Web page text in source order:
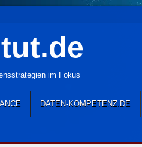
im Fokus
DATEN-KOMPETENZ.DE